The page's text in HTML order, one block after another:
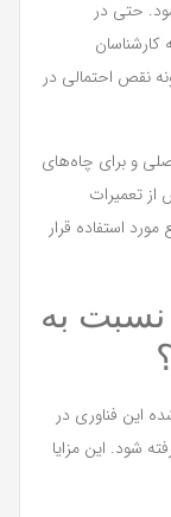
حتی در
نقص احتمالی در
و برای چاه‌های
تعمیرات
استفاده قرار
نسبت به
این فناوری در
شود. این مزایا